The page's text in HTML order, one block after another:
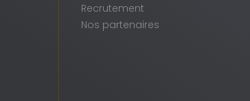
Recrutement
Nos partenaires